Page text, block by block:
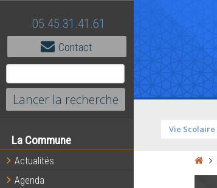
05.45.31.41.61
Contact
La Commune
Actualités
Agenda
Vie Scolaire